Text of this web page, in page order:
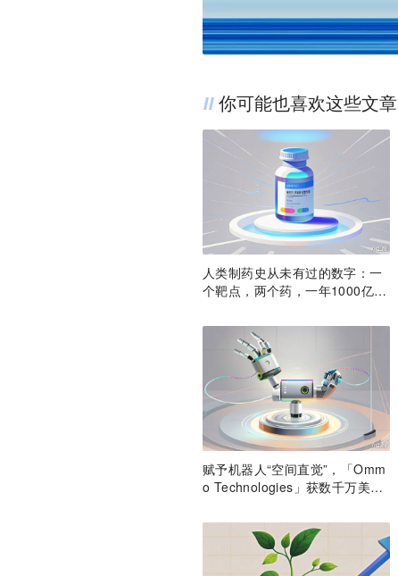
你可能也喜欢这些文章
人类制药史从未有过的数字：一
个靶点，两个药，一年1000亿美
赋予机器人“空间直觉”，「Omm
o Technologies」获数千万美元